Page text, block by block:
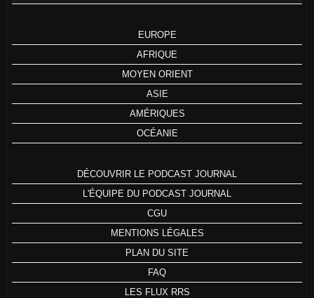
EUROPE
AFRIQUE
MOYEN ORIENT
ASIE
AMÉRIQUES
OCÉANIE
DÉCOUVRIR LE PODCAST JOURNAL
L'ÉQUIPE DU PODCAST JOURNAL
CGU
MENTIONS LÉGALES
PLAN DU SITE
FAQ
LES FLUX RRS